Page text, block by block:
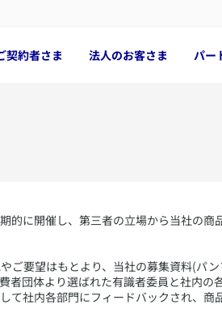
契約者さま 法人のお客さま パー
に開催し、第三者の立場から当社の商
ご要望はもとより、当社の募集資料(パ
団体より選ばれた有識者委員と社内の
社内各部門にフィードバックされ、商